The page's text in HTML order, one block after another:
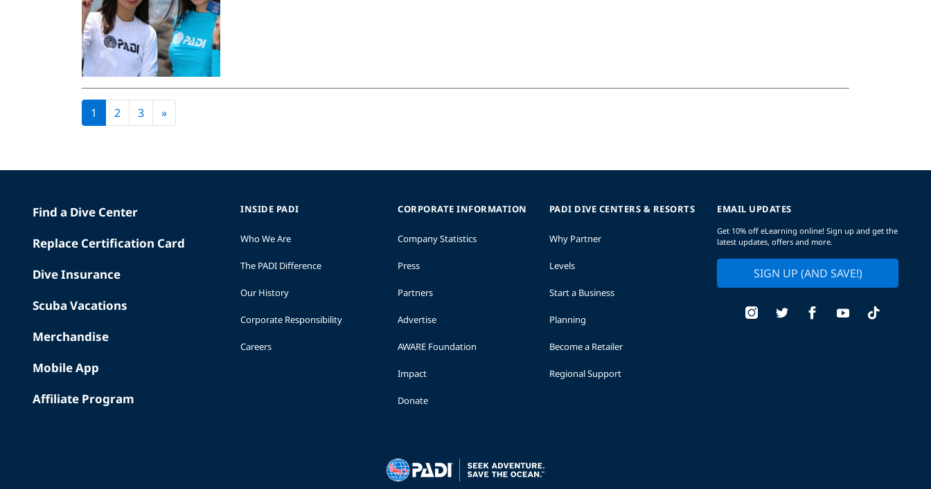
1 2 3 »Next page
EMAIL UPDATES
Get 10% off eLearning online! Sign up and get the
latest updates, offers and more.
SIGN UP (AND SAVE!)
Find a Dive Center
Replace Certification Card
Dive Insurance
Scuba Vacations
Merchandise
Mobile App
Affiliate Program
INSIDE PADI
Who We Are
The PADI Difference
Our History
Corporate Responsibility
Careers
CORPORATE INFORMATION
Company Statistics
Press
Partners
Advertise
AWARE Foundation
Impact
Donate
PADI DIVE CENTERS & RESORTS
Why Partner
Levels
Start a Business
Planning
Become a Retailer
Regional Support